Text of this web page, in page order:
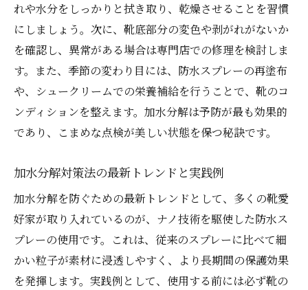
れや水分をしっかりと拭き取り、乾燥させることを習慣
にしましょう。次に、靴底部分の変色や剥がれがないか
を確認し、異常がある場合は専門店での修理を検討しま
す。また、季節の変わり目には、防水スプレーの再塗布
や、シュークリームでの栄養補給を行うことで、靴のコ
ンディションを整えます。加水分解は予防が最も効果的
であり、こまめな点検が美しい状態を保つ秘訣です。
加水分解対策法の最新トレンドと実践例
加水分解を防ぐための最新トレンドとして、多くの靴愛
好家が取り入れているのが、ナノ技術を駆使した防水ス
プレーの使用です。これは、従来のスプレーに比べて細
かい粒子が素材に浸透しやすく、より長期間の保護効果
を発揮します。実践例として、使用する前には必ず靴の